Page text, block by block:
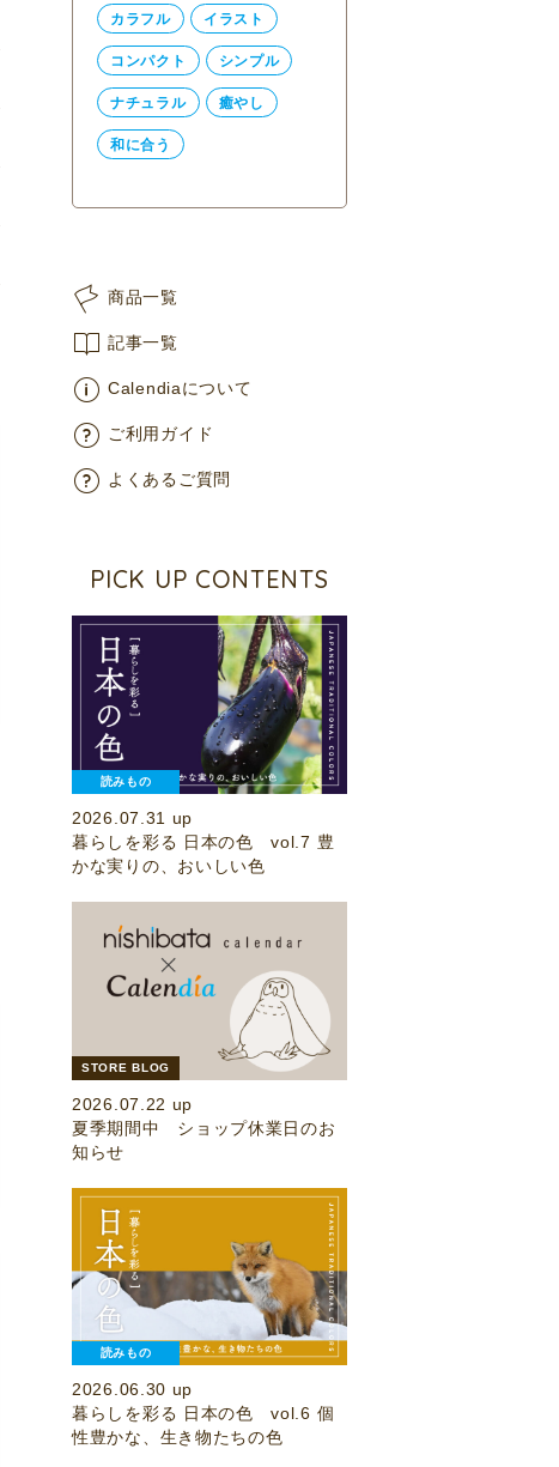
カラフル イラスト
コンパクト シンプル
ナチュラル 癒やし
和に合う
商品一覧
記事一覧
Calendiaについて
ご利用ガイド
よくあるご質問
PICK UP CONTENTS
読みもの
2026.07.31 up
暮らしを彩る 日本の色 vol.7 豊
かな実りの、おいしい色
STORE BLOG
2026.07.22 up
夏季期間中 ショップ休業日のお
知らせ
読みもの
2026.06.30 up
暮らしを彩る 日本の色 vol.6 個
性豊かな、生き物たちの色